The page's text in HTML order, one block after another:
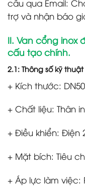
cầu qua Email:
trợ và nhận báo
II. Van cổng inox
cấu tạo chính.
2.1: Thông số kỹ
+ Kích thước:
+ Chất liệu: Thân
+ Điều khiển: Điện
+ Mặt bích: Tiêu
+ Áp lực làm việc: